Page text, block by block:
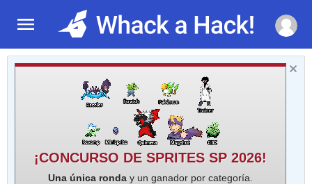
¡CONCURSO DE SPRITES SP 2026!
Una única ronday un ganador por categoría.